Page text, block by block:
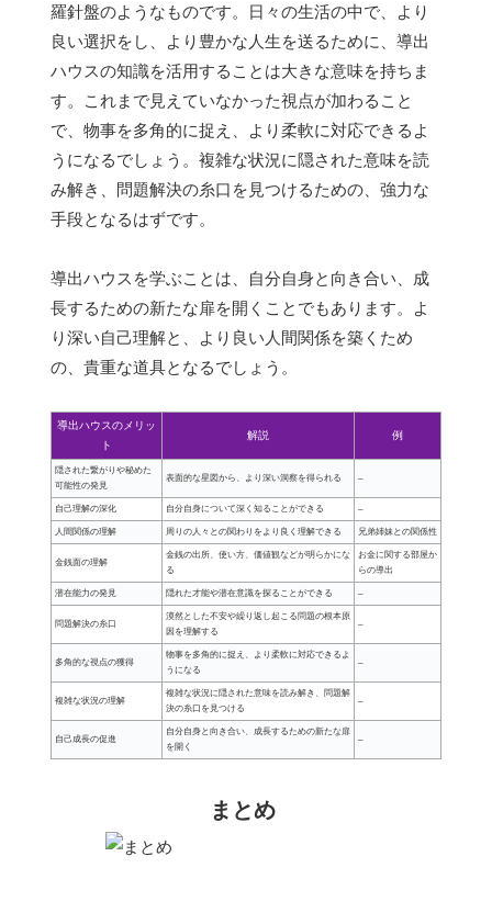
羅針盤のようなものです。日々の生活の中で、より
良い選択をし、より豊かな人生を送るために、導出
ハウスの知識を活用することは大きな意味を持ちま
す。これまで見えていなかった視点が加わること
で、物事を多角的に捉え、より柔軟に対応できるよ
うになるでしょう。複雑な状況に隠された意味を読
み解き、問題解決の糸口を見つけるための、強力な
手段となるはずです。
導出ハウスを学ぶことは、自分自身と向き合い、成
長するための新たな扉を開くことでもあります。よ
り深い自己理解と、より良い人間関係を築くため
の、貴重な道具となるでしょう。
導出ハウスのメリッ
ト
解説 例
隠された繋がりや秘めた
可能性の発見
表面的な星図から、より深い洞察を得られる –
自己理解の深化 自分自身について深く知ることができる –
人間関係の理解 周りの人々との関わりをより良く理解できる 兄弟姉妹との関係性
金銭面の理解
金銭の出所、使い方、価値観などが明らかにな
る
お金に関する部屋か
らの導出
潜在能力の発見 隠れた才能や潜在意識を探ることができる –
問題解決の糸口
漠然とした不安や繰り返し起こる問題の根本原
因を理解する
–
多角的な視点の獲得
物事を多角的に捉え、より柔軟に対応できるよ
うになる
–
複雑な状況の理解
複雑な状況に隠された意味を読み解き、問題解
決の糸口を見つける
–
自己成長の促進
自分自身と向き合い、成長するための新たな扉
を開く
–
まとめ